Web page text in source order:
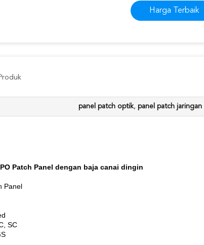
Harga Terbaik
panel patch optik, panel patch jaringan
Patch Panel dengan baja canai dingin
Panel
SC